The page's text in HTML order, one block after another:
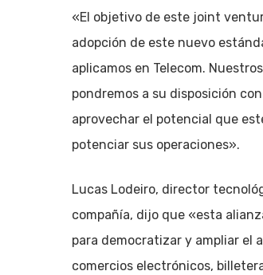
«El objetivo de este joint
adopción de este nuevo
aplicamos en Telecom.
pondremos a su disposición
aprovechar el potencial que
potenciar sus operaciones».
Lucas Lodeiro, director
compañía, dijo que «esta
para democratizar y ampliar el
comercios electrónicos,